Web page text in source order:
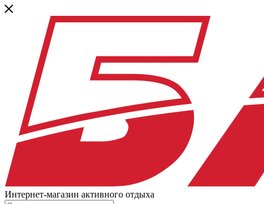
Интернет-магазин активного отдыха